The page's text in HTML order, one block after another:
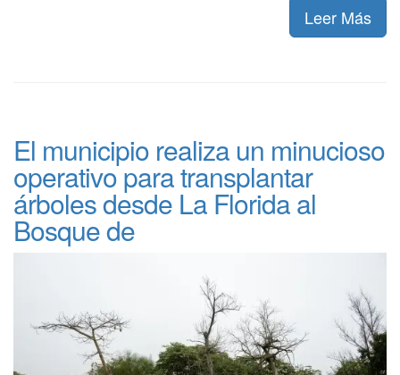
Leer Más
El municipio realiza un minucioso
operativo para transplantar
árboles desde La Florida al
Bosque de